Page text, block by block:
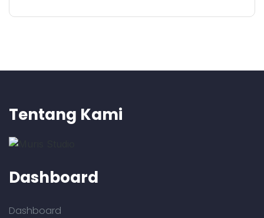
Tentang Kami
Dashboard
Dashboard